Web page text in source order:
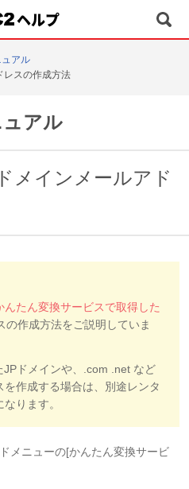
ヘルプ
ュアル
レスの作成方法
アル
メインメールアド
んたん変換サービスで取得した
の作成方法をご説明していま
ドメインや、.com .net など
作成する場合は、別途レンタ
ります。
メニューの[かんたん変換サービ